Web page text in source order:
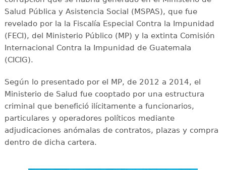
Salud Pública y Asistencia Social (MSPAS), que fue
revelado por la la Fiscalía Especial Contra la Impunidad
(FECI), del Ministerio Público (MP) y la extinta Comisión
Internacional Contra la Impunidad de Guatemala
(CICIG).
Según lo presentado por el MP, de 2012 a 2014, el
Ministerio de Salud fue cooptado por una estructura
criminal que benefició ilícitamente a funcionarios,
particulares y operadores políticos mediante
adjudicaciones anómalas de contratos, plazas y compra
dentro de dicha cartera.